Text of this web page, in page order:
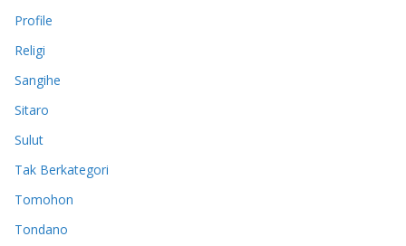
Profile
Religi
Sangihe
Sitaro
Sulut
Tak Berkategori
Tomohon
Tondano